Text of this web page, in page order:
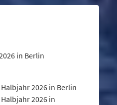
in Berlin
2026 in Berlin
2026 in